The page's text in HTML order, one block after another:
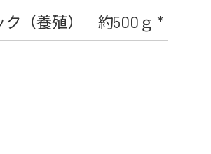
ク（養殖） 約500ｇ *